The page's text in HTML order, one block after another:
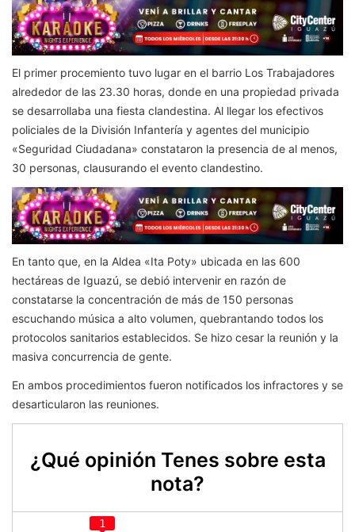
El primer procemiento tuvo lugar en el barrio Los Trabajadores
alrededor de las 23.30 horas, donde en una propiedad privada
se desarrollaba una fiesta clandestina. Al llegar los efectivos
policiales de la División Infantería y agentes del municipio
«Seguridad Ciudadana» constataron la presencia de al menos,
30 personas, clausurando el evento clandestino.
En tanto que, en la Aldea «Ita Poty» ubicada en las 600
hectáreas de Iguazú, se debió intervenir en razón de
constatarse la concentración de más de 150 personas
escuchando música a alto volumen, quebrantando todos los
protocolos sanitarios establecidos. Se hizo cesar la reunión y la
masiva concurrencia de gente.
En ambos procedimientos fueron notificados los infractores y se
desarticularon las reuniones.
¿Qué opinión Tenes sobre esta
nota?
1